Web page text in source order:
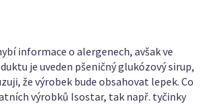
informace o alergenech, avšak ve
je uveden pšeničný glukózový sirup,
že výrobek bude obsahovat lepek. Co
výrobků Isostar, tak např. tyčinky